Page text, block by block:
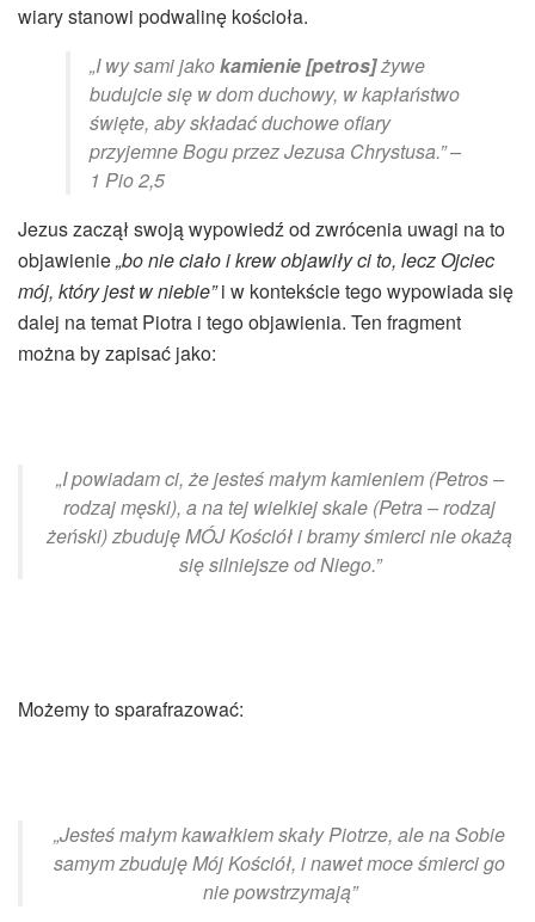
wiary stanowi podwalinę kościoła.
„I wy sami jakokamienie [petros]żywe
budujcie się w dom duchowy, w kapłaństwo
święte, aby składać duchowe ofiary
przyjemne Bogu przez Jezusa Chrystusa.” –
1 Pio 2,5
Jezus zaczął swoją wypowiedź od zwrócenia uwagi na to
objawienie„bo nie ciało i krew objawiły ci to, lecz Ojciec
mój, który jest w niebie”i w kontekście tego wypowiada się
dalej na temat Piotra i tego objawienia. Ten fragment
można by zapisać jako:
„I powiadam ci, że jesteś małym kamieniem (Petros –
rodzaj męski), a na tej wielkiej skale (Petra – rodzaj
żeński) zbuduję MÓJ Kościół i bramy śmierci nie okażą
się silniejsze od Niego.”
Możemy to sparafrazować:
„Jesteś małym kawałkiem skały Piotrze, ale na Sobie
samym zbuduję Mój Kościół, i nawet moce śmierci go
nie powstrzymają”